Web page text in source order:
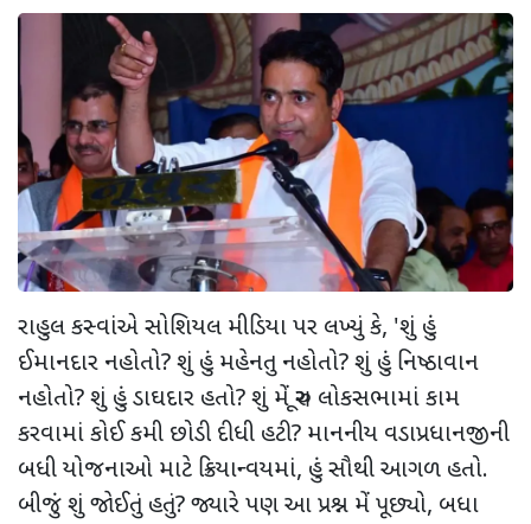
રાહુલ કસ્વાંએ સોશિયલ મીડિયા પર લખ્યું કે, 'શું હું
ઈમાનદાર નહોતો? શું હું મહેનતુ નહોતો? શું હું નિષ્ઠાવાન
નહોતો? શું હું ડાઘદાર હતો? શું મેં ચૂરુ લોકસભામાં કામ
કરવામાં કોઈ કમી છોડી દીધી હટી? માનનીય વડાપ્રધાનજીની
બધી યોજનાઓ માટે ક્રિયાન્વયમાં, હું સૌથી આગળ હતો.
બીજું શું જોઈતું હતું? જ્યારે પણ આ પ્રશ્ન મેં પૂછ્યો, બધા